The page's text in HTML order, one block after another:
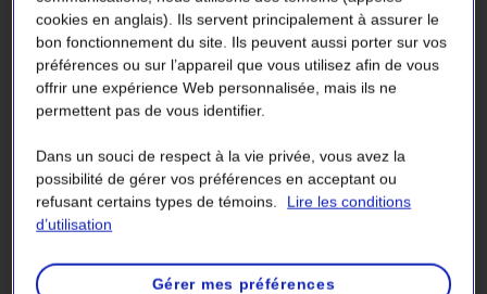
Entre les deux variantes dans la partie nord de la ligne,
tracé retenuest celui de moindre impact : il emprunte le
rang Saint-Raphaël, le rang Saint-Claude, la montée
Signer, le rang Saint-Marc, la route Édouard-VII et la
montée Saint-Jacques, dans les municipalités de Saint-
avantages suivants :
la présence de moins de résidences et d'entreprises ;
l'existence de chemins de contournement pour
cookies en anglais). Ils servent principalement à assurer le
bon fonctionnement du site. Ils peuvent aussi porter sur vos
préférences ou sur l’appareil que vous utilisez afin de vous
offrir une expérience Web personnalisée, mais ils ne
permettent pas de vous identifier.
Dans un souci de respect à la vie privée, vous avez la
possibilité de gérer vos préférences en acceptant ou
refusant certains types de témoins.
Lire les conditions
d’utilisation
Gérer mes préférences